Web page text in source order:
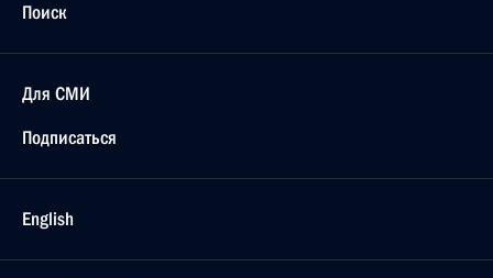
Поиск
Для СМИ
Подписаться
English